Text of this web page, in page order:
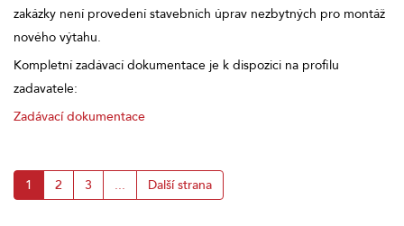
zakázky není provedení stavebních úprav nezbytných pro montáž
nového výtahu.
Kompletní zadávací dokumentace je k dispozici na profilu
zadavatele:
Zadávací dokumentace
1 2 3 ... Další strana